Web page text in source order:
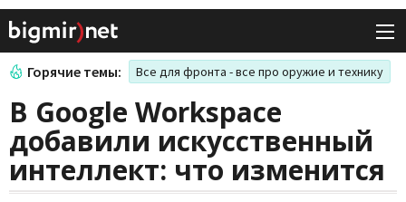
Горячие темы: Все для фронта - все про оружие и технику
В Google Workspace
добавили искусственный
интеллект: что изменится